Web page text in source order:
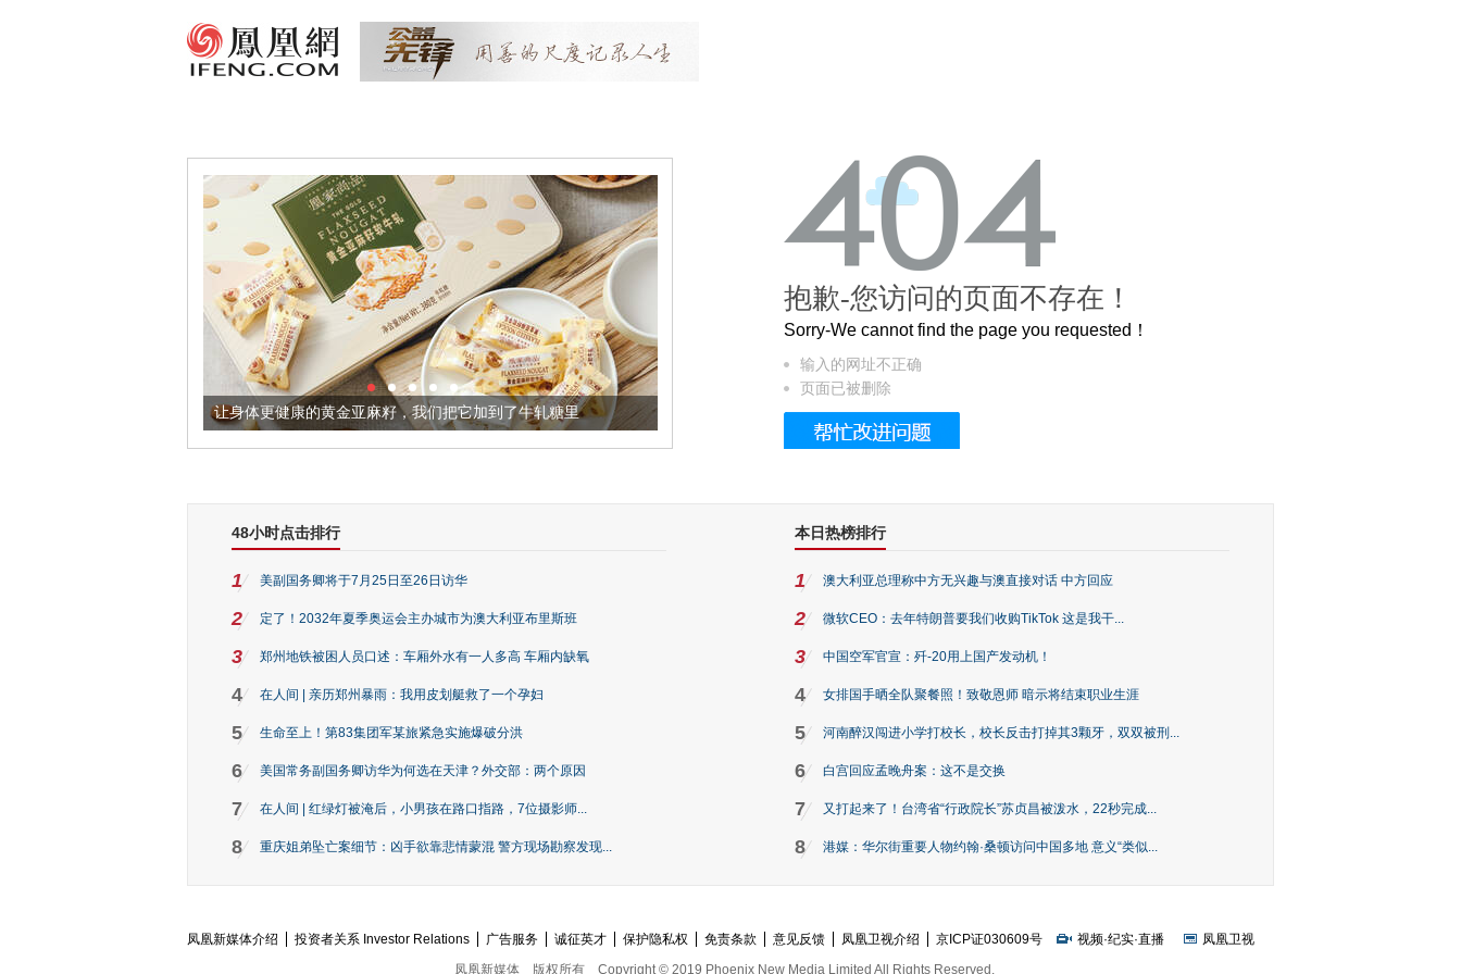
让身体更健康的黄金亚麻籽，我们把它加到了牛轧糖里 被列入佛家七宝的它到底有多美？
抱歉-您访问的页面不存在！
Sorry-We cannot find the page you requested！
输入的网址不正确
页面已被删除
48小时点击排行
1 美副国务卿将于7月25日至26日访华
2 定了！2032年夏季奥运会主办城市为澳大利亚布里斯班
3 郑州地铁被困人员口述：车厢外水有一人多高 车厢内缺氧
4 在人间 | 亲历郑州暴雨：我用皮划艇救了一个孕妇
5 生命至上！第83集团军某旅紧急实施爆破分洪
6 美国常务副国务卿访华为何选在天津？外交部：两个原因
7 在人间 | 红绿灯被淹后，小男孩在路口指路，7位摄影师...
8 重庆姐弟坠亡案细节：凶手欲靠悲情蒙混 警方现场勘察发现...
本日热榜排行
1 澳大利亚总理称中方无兴趣与澳直接对话 中方回应
2 微软CEO：去年特朗普要我们收购TikTok 这是我干...
3 中国空军官宣：歼-20用上国产发动机！
4 女排国手晒全队聚餐照！致敬恩师 暗示将结束职业生涯
5 河南醉汉闯进小学打校长，校长反击打掉其3颗牙，双双被刑...
6 白宫回应孟晚舟案：这不是交换
7 又打起来了！台湾省“行政院长”苏贞昌被泼水，22秒完成...
8 港媒：华尔街重要人物约翰·桑顿访问中国多地 意义“类似...
凤凰新媒体介绍 投资者关系 Investor Relations 广告服务 诚征英才 保护隐私权 免责条款 意见反馈 凤凰卫视介绍 京ICP证030609号 视频·纪实·直播
凤凰卫视
凤凰新媒体
版权所有 Copyright © 2019 Phoenix New Media Limited All Rights Reserved.